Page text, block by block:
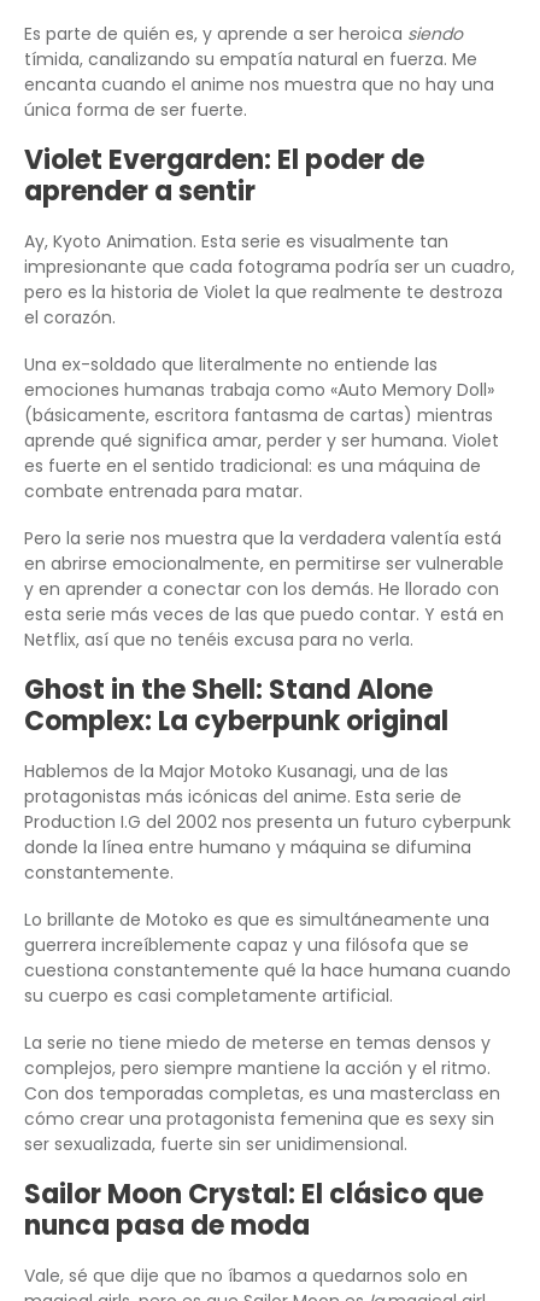
Es parte de quién es, y aprende a ser heroica siendo
tímida, canalizando su empatía natural en fuerza. Me
encanta cuando el anime nos muestra que no hay una
única forma de ser fuerte.
Violet Evergarden: El poder de
aprender a sentir
Ay, Kyoto Animation. Esta serie es visualmente tan
impresionante que cada fotograma podría ser un cuadro,
pero es la historia de Violet la que realmente te destroza
el corazón.
Una ex-soldado que literalmente no entiende las
emociones humanas trabaja como «Auto Memory Doll»
(básicamente, escritora fantasma de cartas) mientras
aprende qué significa amar, perder y ser humana. Violet
es fuerte en el sentido tradicional: es una máquina de
combate entrenada para matar.
Pero la serie nos muestra que la verdadera valentía está
en abrirse emocionalmente, en permitirse ser vulnerable
y en aprender a conectar con los demás. He llorado con
esta serie más veces de las que puedo contar. Y está en
Netflix, así que no tenéis excusa para no verla.
Ghost in the Shell: Stand Alone
Complex: La cyberpunk original
Hablemos de la Major Motoko Kusanagi, una de las
protagonistas más icónicas del anime. Esta serie de
Production I.G del 2002 nos presenta un futuro cyberpunk
donde la línea entre humano y máquina se difumina
constantemente.
Lo brillante de Motoko es que es simultáneamente una
guerrera increíblemente capaz y una filósofa que se
cuestiona constantemente qué la hace humana cuando
su cuerpo es casi completamente artificial.
La serie no tiene miedo de meterse en temas densos y
complejos, pero siempre mantiene la acción y el ritmo.
Con dos temporadas completas, es una masterclass en
cómo crear una protagonista femenina que es sexy sin
ser sexualizada, fuerte sin ser unidimensional.
Sailor Moon Crystal: El clásico que
nunca pasa de moda
Vale, sé que dije que no íbamos a quedarnos solo en